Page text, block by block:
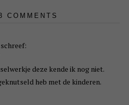
COMMENTS
schreef:
deze kende ik nog niet.
heb met de kinderen.